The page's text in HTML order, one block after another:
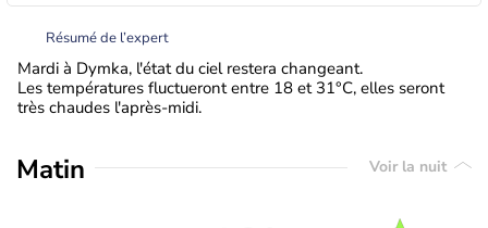
Résumé de l’expert
Mardi à Dymka, l'état du ciel restera changeant.
Les températures fluctueront entre 18 et 31°C, elles seront
très chaudes l'après-midi.
Matin Voir la nuit